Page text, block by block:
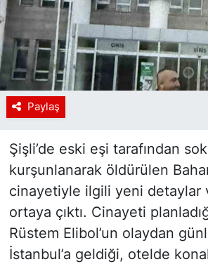
Paylaş
Şişli’de eski eşi tarafından
kurşunlanarak öldürülen
cinayetiyle ilgili yeni detaylar
ortaya çıktı. Cinayeti
Rüstem Elibol’un olaydan
İstanbul’a geldiği, otelde